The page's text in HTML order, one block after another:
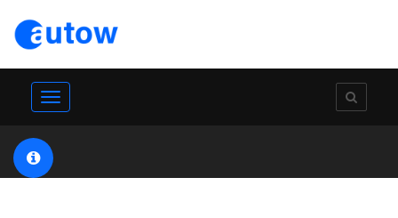
Toggle
navigation